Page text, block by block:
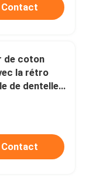
Contact
de coton
la rétro
de dentelle
Contact